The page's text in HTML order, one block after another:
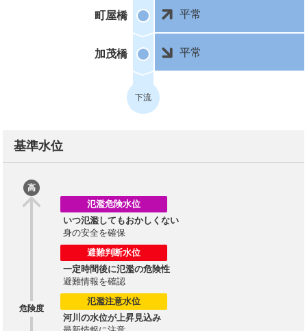
町屋橋 平常
加茂橋 平常
下流
基準水位
高
危険度
氾濫危険水位
いつ氾濫してもおかしくない
身の安全を確保
避難判断水位
一定時間後に氾濫の危険性
避難情報を確認
氾濫注意水位
河川の水位が上昇見込み